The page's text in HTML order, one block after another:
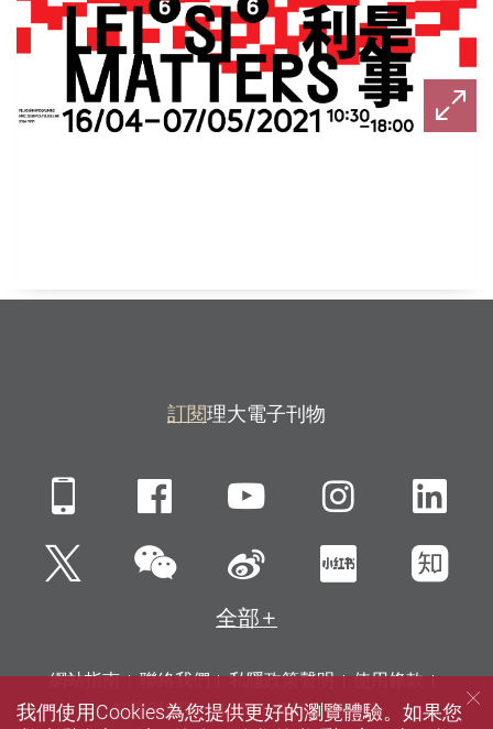
訂閱理大電子刊物
Mobile FacebookYouTube
Twitter微信 新浪微博小紅書知
全部
網站指南 聯絡我們 私隱政策聲明
使用條款
無障礙網頁
招聘 傳媒 圖書館
我們使用Cookies為您提供更好的瀏覽體驗。如果您